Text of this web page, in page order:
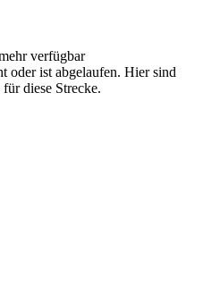
verfügbar
oder ist abgelaufen. Hier sind
diese Strecke.